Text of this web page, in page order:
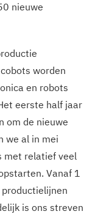
nieuwe
worden
en robots
eerste half jaar
om de nieuwe
we al in mei
met relatief veel
Vanaf 1
is ons streven